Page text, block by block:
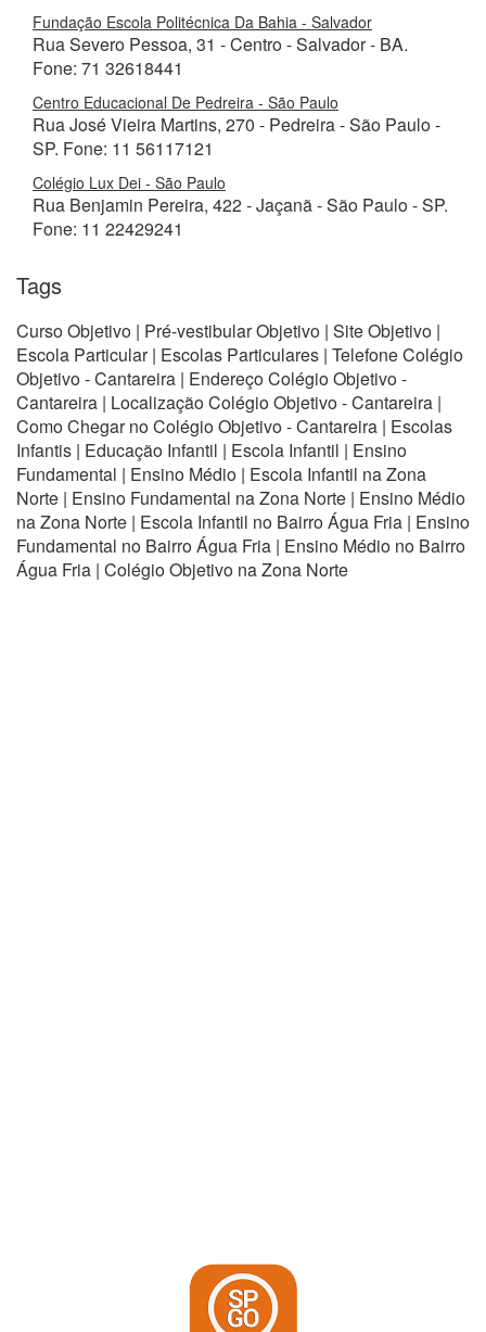
Fundação Escola Politécnica Da Bahia - Salvador
Rua Severo Pessoa, 31 - Centro - Salvador - BA.
Fone: 71 32618441
Centro Educacional De Pedreira - São Paulo
Rua José Vieira Martins, 270 - Pedreira - São Paulo -
SP. Fone: 11 56117121
Colégio Lux Dei - São Paulo
Rua Benjamin Pereira, 422 - Jaçanã - São Paulo - SP.
Fone: 11 22429241
Tags
Curso Objetivo | Pré-vestibular Objetivo | Site Objetivo |
Escola Particular | Escolas Particulares | Telefone Colégio
Objetivo - Cantareira | Endereço Colégio Objetivo -
Cantareira | Localização Colégio Objetivo - Cantareira |
Como Chegar no Colégio Objetivo - Cantareira | Escolas
Infantis | Educação Infantil | Escola Infantil | Ensino
Fundamental | Ensino Médio | Escola Infantil na Zona
Norte | Ensino Fundamental na Zona Norte | Ensino Médio
na Zona Norte | Escola Infantil no Bairro Água Fria | Ensino
Fundamental no Bairro Água Fria | Ensino Médio no Bairro
Água Fria | Colégio Objetivo na Zona Norte